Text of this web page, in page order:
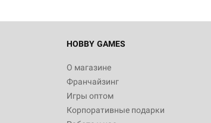
HOBBY GAMES
О магазине
Франчайзинг
Игры оптом
Корпоративные подарки